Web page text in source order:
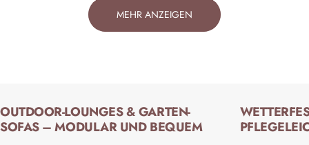
MEHR ANZEIGEN
OUTDOOR-LOUNGES & GARTEN-
SOFAS – MODULAR UND BEQUEM